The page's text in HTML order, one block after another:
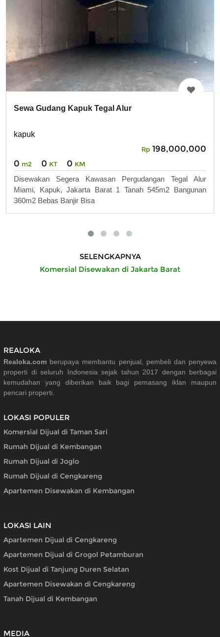
Sewa Gudang Kapuk Tegal Alur
kapuk
Rp 198,000,000
0 m2 0 KT 0 KM
Disewakan Segera Kawasan Pergudangan Tegal Alur
Miami, Kapuk, Jakarta Barat 1 Tanah 545m2 Bangunan
360m2 Bebas Banjir Bisa
SELENGKAPNYA
Komersial Disewakan di Jakarta Barat
REALOKA
Realoka.com berupaya membantu penjual, pembeli dan penyewa
properti di seluruh Indonesia sejak tahun 2017 dengan berbagai
kemudahan yang diberikan baik bagi pemasang iklan maupun
pencari properti.
LOKASI POPULER
Komersial Dijual di Taman Sari
Rumah Dijual di Kembangan
Rumah Dijual di Joglo
Rumah Dijual di Cengkareng
Apartemen Disewakan di Kembangan
LOKASI LAIN
Apartemen Dijual di Cengkareng
Apartemen Dijual di Grogol Petamburan
Kost Dijual di Tanjung Duren Selatan
Apartemen Disewakan di Cengkareng
Tanah Dijual di Kembangan
MEDIA